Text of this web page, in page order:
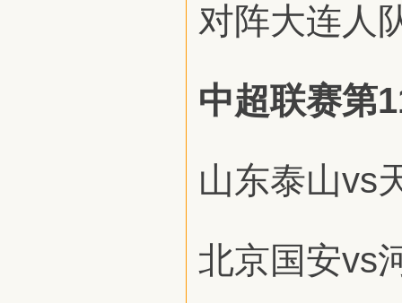
对阵大连人
中超联赛第
山东泰山vs
北京国安vs